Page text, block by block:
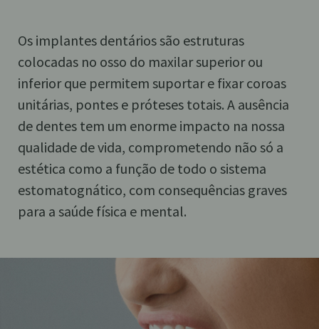
Os implantes dentários são estruturas
colocadas no osso do maxilar superior ou
inferior que permitem suportar e fixar coroas
unitárias, pontes e próteses totais. A ausência
de dentes tem um enorme impacto na nossa
qualidade de vida, comprometendo não só a
estética como a função de todo o sistema
estomatognático, com consequências graves
para a saúde física e mental.